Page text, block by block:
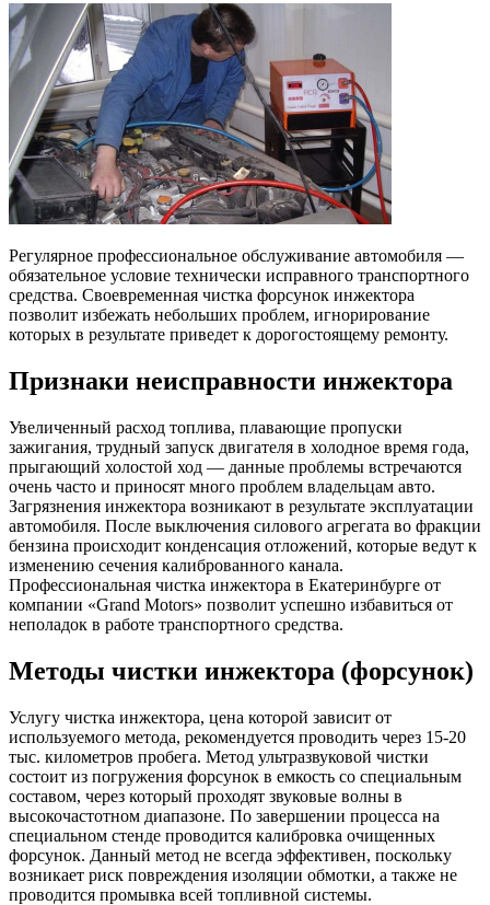
Регулярное профессиональное обслуживание автомобиля —
обязательное условие технически исправного транспортного
средства. Своевременная чистка форсунок инжектора
позволит избежать небольших проблем, игнорирование
которых в результате приведет к дорогостоящему ремонту.
Признаки неисправности инжектора
Увеличенный расход топлива, плавающие пропуски
зажигания, трудный запуск двигателя в холодное время года,
прыгающий холостой ход — данные проблемы встречаются
очень часто и приносят много проблем владельцам авто.
Загрязнения инжектора возникают в результате эксплуатации
автомобиля. После выключения силового агрегата во фракции
бензина происходит конденсация отложений, которые ведут к
изменению сечения калиброванного канала.
Профессиональная чистка инжектора в Екатеринбурге от
компании «Grand Motors» позволит успешно избавиться от
неполадок в работе транспортного средства.
Методы чистки инжектора (форсунок)
Услугу чистка инжектора, цена которой зависит от
используемого метода, рекомендуется проводить через 15-20
тыс. километров пробега. Метод ультразвуковой чистки
состоит из погружения форсунок в емкость со специальным
составом, через который проходят звуковые волны в
высокочастотном диапазоне. По завершении процесса на
специальном стенде проводится калибровка очищенных
форсунок. Данный метод не всегда эффективен, поскольку
возникает риск повреждения изоляции обмотки, а также не
проводится промывка всей топливной системы.